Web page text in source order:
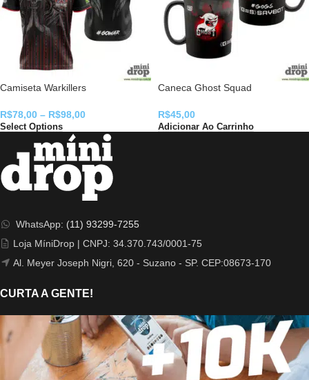
Camiseta Warkillers
R$78,00 – R$98,00
Select Options
Caneca Ghost Squad
R$45,00
Adicionar Ao Carrinho
WhatsApp: (11) 93299-7255
Loja MíniDrop | CNPJ: 34.370.743/0001-75
Al. Meyer Joseph Nigri, 620 - Suzano - SP. CEP:08673-170
CURTA A GENTE!